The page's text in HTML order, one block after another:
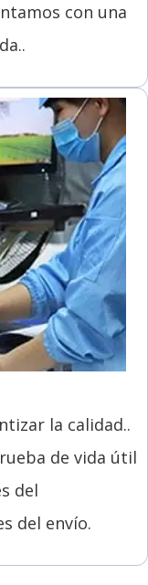
con una
la calidad..
de vida útil
del
del envío.